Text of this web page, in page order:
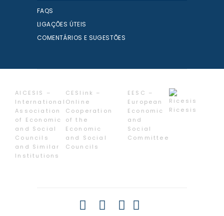
FAQS
LIGAÇÕES ÚTEIS
COMENTÁRIOS E SUGESTÕES
AICESIS –
International
Association
of Economic
and Social
Councils
and Similar
Institutions
CESlink –
Online
Cooperation
of the
Economic
and Social
Councils
EESC –
European
Economic
and
Social
Committee
Ricesis